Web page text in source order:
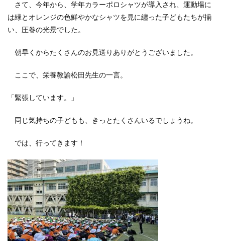
さて、今年から、学年カラーポロシャツが導入され、運動場に
は緑とオレンジの色鮮やかなシャツを見に纏った子どもたちが揃
い、圧巻の光景でした。
朝早くからたくさんのお見送りありがとうございました。
ここで、栄養教諭松田先生の一言。
「緊張しています。」
同じ気持ちの子どもも、きっとたくさんいるでしょうね。
では、行ってきます！